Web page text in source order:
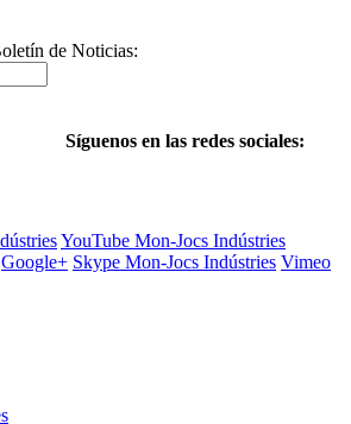
de Noticias:
Síguenos en las redes sociales:
YouTube Mon-Jocs Indústries
Google+ Skype Mon-Jocs Indústries Vimeo